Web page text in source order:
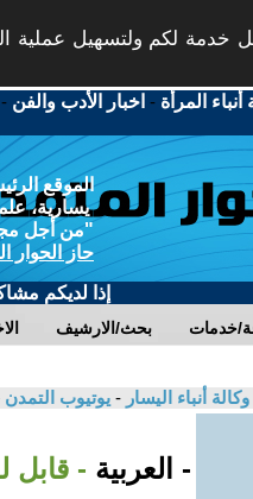
خدمة لكم ولتسهيل عملية
أنباء المرأة - اخبار الأدب والفن
الموقع
يسارية،
"من أجل
حاز الحوار
إذا لديكم
بحث/الارشيف خدمات
وكالة أنباء اليسار - يوتيوب التمدن
- العربية - قابل